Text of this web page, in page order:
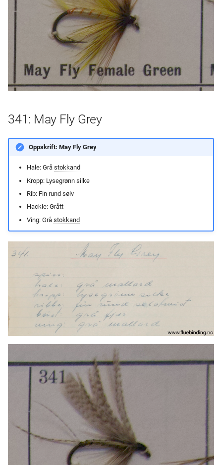
356: Monkey Golden
357: Montreal
358: Montreal Silver
359: Mora Fly
341: May Fly Grey
Oppskrift: May Fly Grey
Hale: Grå stokkand
Kropp: Lysegrønn silke
Rib: Fin rund sølv
Hackle: Grått
Ving: Grå stokkand